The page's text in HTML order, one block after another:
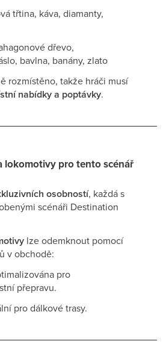
třtina, káva, diamanty,
dřevo,
bavlna, banány, zlato
rozmístěno, takže hráči musí
nabídky a poptávky.
lokomotivy pro tento scénář
osobností, každá s
scénáři Destination
lze odemknout pomocí
v obchodě:
pro
přepravu.
pro dálkové trasy.